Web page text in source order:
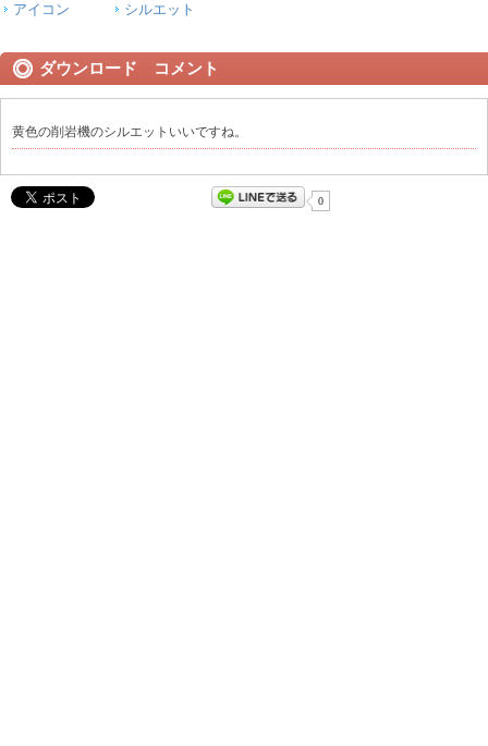
アイコン
シルエット
ダウンロード コメント
黄色の削岩機のシルエットいいですね。
0